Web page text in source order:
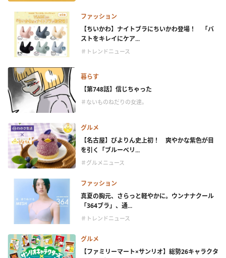
ファッション
【ちいかわ】ナイトブラにちいかわ登場！ 「バ
ストをキレイにケア...
＃トレンドニュース
暮らす
【第748話】信じちゃった
＃ないものねだりの女達。
グルメ
【名古屋】ぴよりん史上初！ 爽やかな紫色が目
を引く「ブルーベリ...
＃グルメニュース
ファッション
真夏の胸元、さらっと軽やかに。ウンナナクール
「364ブラ」、通...
＃トレンドニュース
グルメ
【ファミリーマート×サンリオ】総勢26キャラクタ